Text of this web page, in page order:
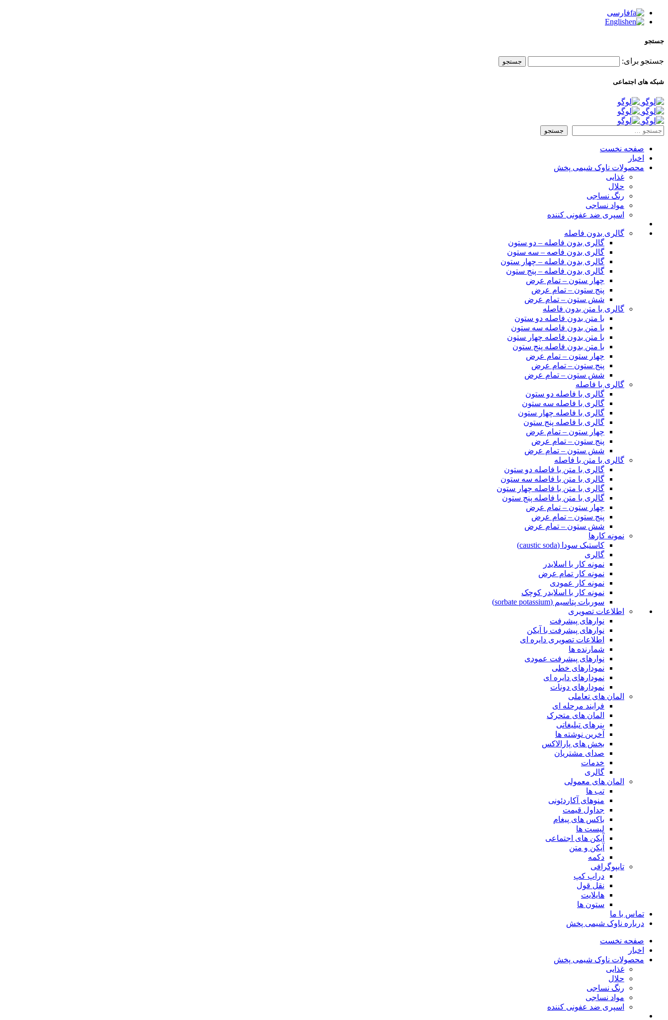
فارسی
English
جستجو
جستجو برای:
شبکه های اجتماعی
صفحه نخست
اخبار
محصولات ناوک شیمی پخش
غذایی
حلال
رنگ نساجی
مواد نساجی
اسپری ضد عفونی کننده
گالری بدون فاصله
گالری بدون فاصله – دو ستون
گالری بدون فاصه – سه ستون
گالری بدون فاصله – چهار ستون
گالری بدون فاصله – پنج ستون
چهار ستون – تمام عرض
پنج ستون – تمام عرض
شش ستون – تمام عرض
گالری با متن بدون فاصله
با متن بدون فاصله دو ستون
با متن بدون فاصله سه ستون
با متن بدون فاصله چهار ستون
با متن بدون فاصله پنج ستون
چهار ستون – تمام عرض
پنج ستون – تمام عرض
شش ستون – تمام عرض
گالری با فاصله
گالری با فاصله دو ستون
گالری با فاصله سه ستون
گالری با فاصله چهار ستون
گالری با فاصله پنج ستون
چهار ستون – تمام عرض
پنج ستون – تمام عرض
شش ستون – تمام عرض
گالری با متن با فاصله
گالری با متن با فاصله دو ستون
گالری با متن با فاصله سه ستون
گالری با متن با فاصله چهار ستون
گالری با متن با فاصله پنج ستون
چهار ستون – تمام عرض
پنج ستون – تمام عرض
شش ستون – تمام عرض
نمونه کارها
کاستیک سودا (caustic soda)
گالری
نمونه کار با اسلایدر
نمونه کار تمام عرض
نمونه کار عمودی
نمونه کار با اسلایدر کوچک
سوربات پتاسیم (sorbate potassium)
اطلاعات تصویری
نوارهای پیشرفت
نوارهای پیشرفت با آیکن
اطلاعات تصویری دایره ای
شمارنده ها
نوارهای پیشرفت عمودی
نمودارهای خطی
نمودارهای دایره ای
نمودارهای دونات
المان های تعاملی
فرایند مرحله ای
المان های متحرک
بنرهای تبلیغاتی
آخرین نوشته ها
بخش های پارالاکس
صدای مشتریان
خدمات
گالری
المان های معمولی
تب ها
منوهای آکاردئونی
جداول قیمت
باکس های پیغام
لیست ها
آیکن های اجتماعی
آیکن و متن
دکمه
تایپوگرافی
دراپ کپ
نقل قول
هایلایت
ستون ها
تماس با ما
درباره ناوک شیمی پخش
صفحه نخست
اخبار
محصولات ناوک شیمی پخش
غذایی
حلال
رنگ نساجی
مواد نساجی
اسپری ضد عفونی کننده